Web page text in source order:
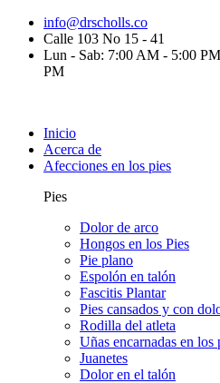
info@drscholls.co
Calle 103 No 15 - 41
Lun - Sab: 7:00 AM - 5:00
PM
Inicio
Acerca de
Afecciones en los pies
Pies
Dolor de arco
Hongos en los Pies
Pie plano
Espolón en talón
Fascitis Plantar
Pies cansados y con
Rodilla del atleta
Uñas encarnadas en los
Juanetes
Dolor en el talón